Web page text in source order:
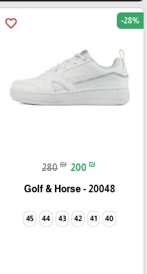
favorite_border -28%
280 ₪ 200 ₪
Golf & Horse - 20048
40
41
42
43
44
45